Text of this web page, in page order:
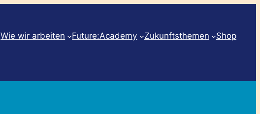
Wie wir arbeiten Future:Academy Zukunftsthemen Shop